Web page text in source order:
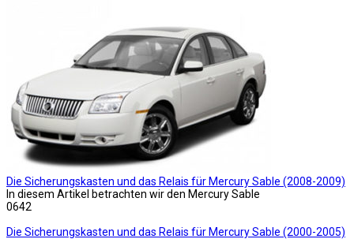
Die Sicherungskasten und das Relais für Mercury Sable (2008-2009)
In diesem Artikel betrachten wir den Mercury Sable
0642
Die Sicherungskasten und das Relais für Mercury Sable (2000-2005)